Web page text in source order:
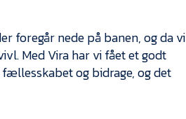
foregår nede på banen, og da vi
Med Vira har vi fået et godt
og bidrage, og det